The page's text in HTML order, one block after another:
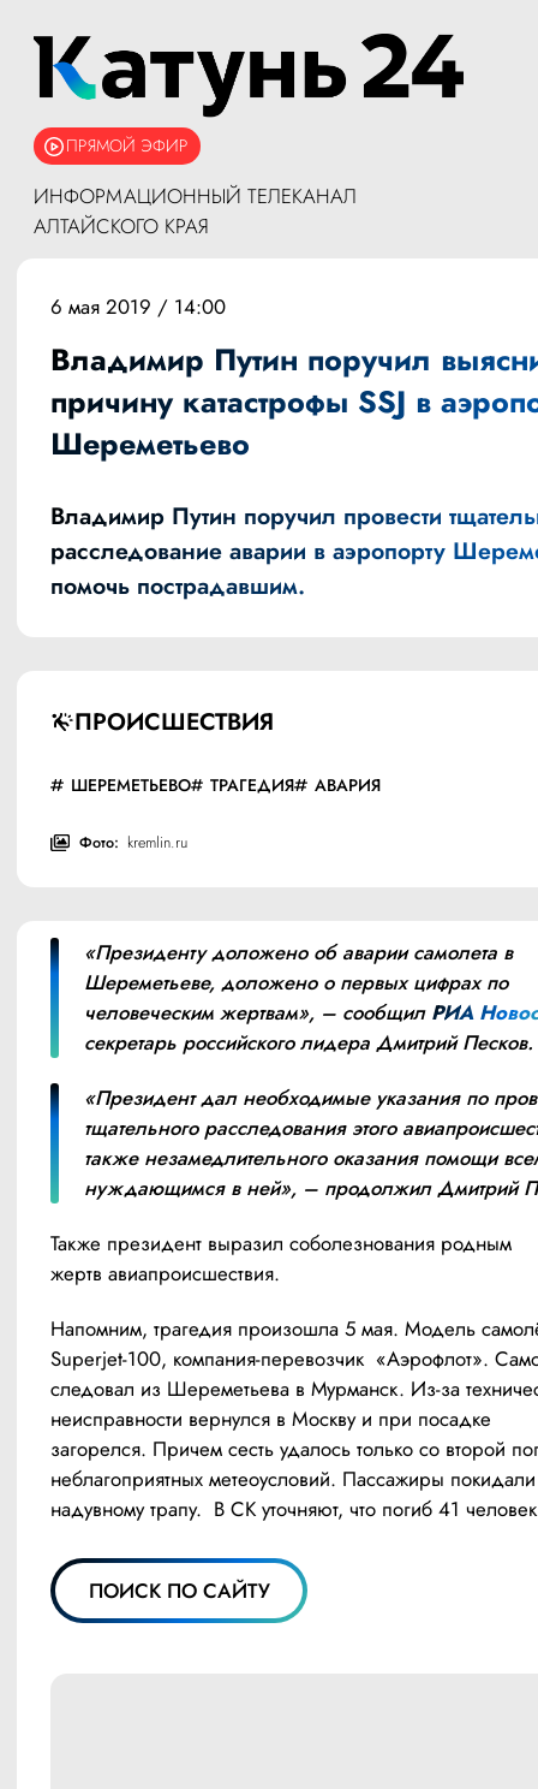
ПРЯМОЙ ЭФИР
ИНФОРМАЦИОННЫЙ ТЕЛЕКАНАЛ
АЛТАЙСКОГО КРАЯ
ПРОИСШЕСТВИЯ
ШЕРЕМЕТЬЕВО ТРАГЕДИЯ АВАРИЯ
Фото: kremlin.ru
6 мая 2019 / 14:00
Владимир Путин поручил
причину катастрофы SSJ в
Шереметьево
Владимир Путин поручил провести
расследование аварии в аэропорту
помочь пострадавшим.
«Президенту доложено об аварии самолета в
Шереметьеве, доложено о первых цифрах по
человеческим жертвам», – сообщил РИА
секретарь российского лидера Дмитрий Песков​​​.
«Президент дал необходимые указания по
тщательного расследования этого
также незамедлительного оказания помощи
нуждающимся в ней», – продолжил Дмитрий
Также президент выразил соболезнования родным
жертв авиапроисшествия.
Напомним, трагедия произошла 5 мая. Модель
Superjet-100, компания-перевозчик  «Аэрофлот».
следовал из Шереметьева в Мурманск. Из-за
неисправности вернулся в Москву и при посадке
загорелся. Причем сесть удалось только со второй
неблагоприятных метеоусловий. Пассажиры
надувному трапу.  В СК уточняют, что погиб 41
ПОИСК ПО САЙТУ